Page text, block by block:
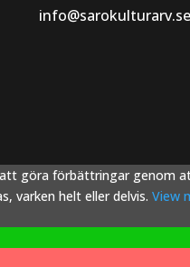
info@sarokulturarv.se
att göra förbättringar genom
varken helt eller delvis. View